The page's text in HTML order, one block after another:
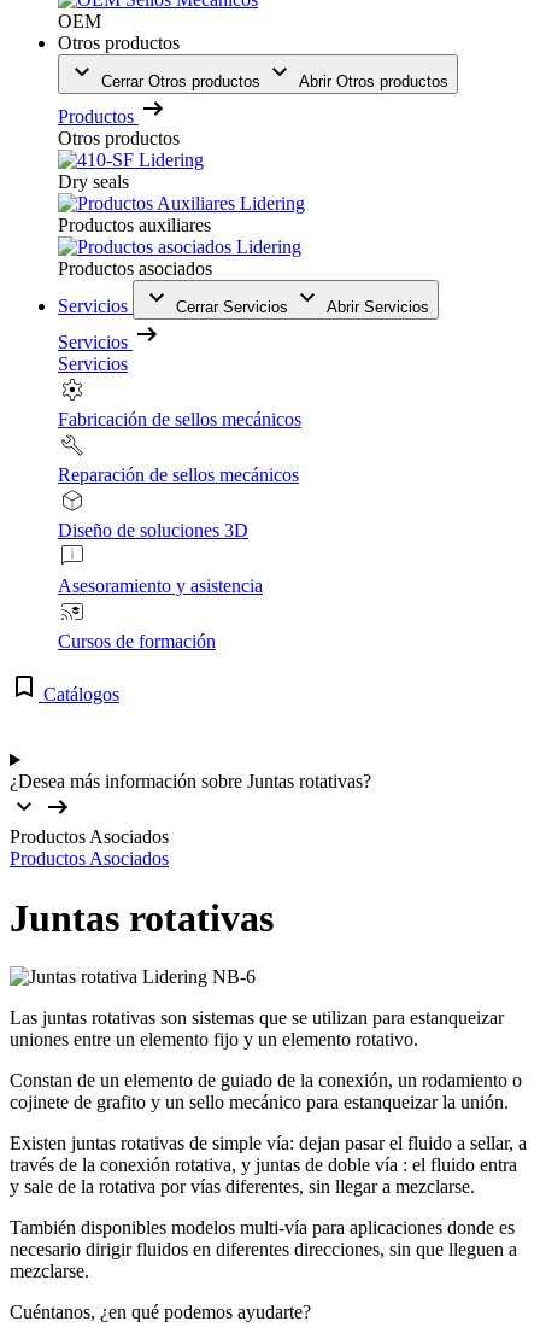
OEM
Otros productos
Cerrar Otros productos Abrir Otros productos
Productos
Otros productos
Dry seals
Productos auxiliares
Productos asociados
Servicios
Cerrar Servicios Abrir Servicios
Servicios
Servicios
Fabricación de sellos mecánicos
Reparación de sellos mecánicos
Diseño de soluciones 3D
Asesoramiento y asistencia
Cursos de formación
Catálogos
¿Desea más información sobre Juntas rotativas?
Productos Asociados
Productos Asociados
Juntas rotativas
Las juntas rotativas son sistemas que se utilizan para estanqueizar
uniones entre un elemento fijo y un elemento rotativo.
Constan de un elemento de guiado de la conexión, un rodamiento o
cojinete de grafito y un sello mecánico para estanqueizar la unión.
Existen juntas rotativas de simple vía: dejan pasar el fluido a sellar, a
través de la conexión rotativa, y juntas de doble vía : el fluido entra
y sale de la rotativa por vías diferentes, sin llegar a mezclarse.
También disponibles modelos multi-vía para aplicaciones donde es
necesario dirigir fluidos en diferentes direcciones, sin que lleguen a
mezclarse.
Cuéntanos, ¿en qué podemos ayudarte?